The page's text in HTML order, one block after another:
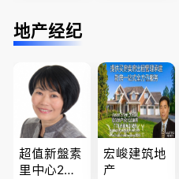
民事诉讼/
房产过户
地产经纪
超值新盤素
里中心2房1
宏峻建筑地
产